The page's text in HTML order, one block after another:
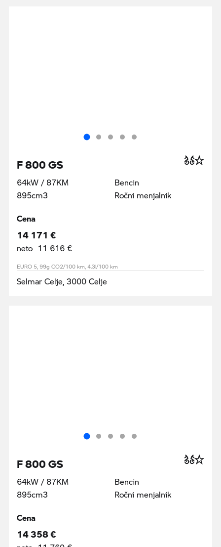
F 800 GS
64kW / 87KM
895cm3
Bencin
Ročni menjalnik
Cena
14 171 €
neto 11 616 €
EURO 5, 99g CO2/100 km, 4.3l/100 km
Selmar Celje, 3000 Celje
F 800 GS
64kW / 87KM
895cm3
Bencin
Ročni menjalnik
Cena
14 358 €